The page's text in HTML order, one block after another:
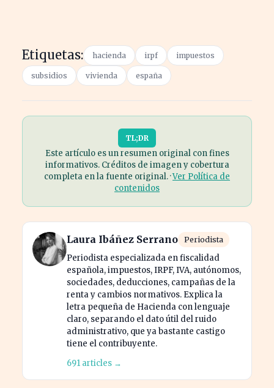
Etiquetas: hacienda irpf impuestos
subsidios vivienda españa
TL;DR
Este artículo es un resumen original con fines
informativos. Créditos de imagen y cobertura
completa en la fuente original. ·Ver Política de
contenidos
Laura Ibáñez Serrano Periodista
Periodista especializada en fiscalidad
española, impuestos, IRPF, IVA, autónomos,
sociedades, deducciones, campañas de la
renta y cambios normativos. Explica la
letra pequeña de Hacienda con lenguaje
claro, separando el dato útil del ruido
administrativo, que ya bastante castigo
tiene el contribuyente.
691 articles →